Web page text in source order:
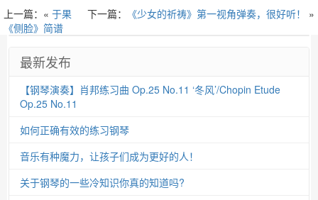
下一篇：
《少女的祈祷》第一视角弹奏，很好听！ »
上一篇：« 于果
《侧脸》简谱
最新发布
【钢琴演奏】肖邦练习曲 Op.25 No.11 ‘冬风’/Chopin Etude
Op.25 No.11
如何正确有效的练习钢琴
音乐有种魔力，让孩子们成为更好的人！
关于钢琴的一些冷知识你真的知道吗?